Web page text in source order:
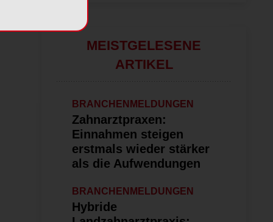
MEISTGELESENE
ARTIKEL
BRANCHENMELDUNGEN
Zahnarztpraxen:
Einnahmen steigen
erstmals wieder stärker
als die Aufwendungen
BRANCHENMELDUNGEN
Hybride